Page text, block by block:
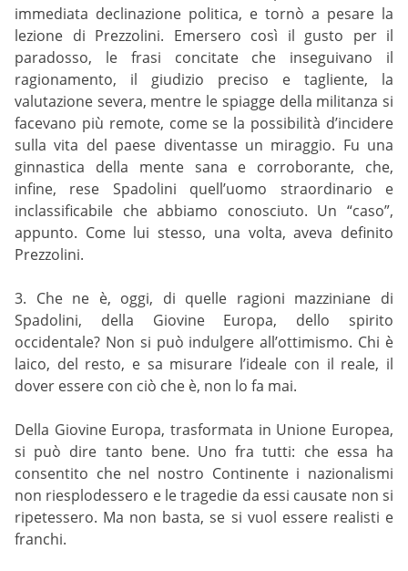
immediata declinazione politica, e tornò a pesare la
lezione di Prezzolini. Emersero così il gusto per il
paradosso, le frasi concitate che inseguivano il
ragionamento, il giudizio preciso e tagliente, la
valutazione severa, mentre le spiagge della militanza si
facevano più remote, come se la possibilità d’incidere
sulla vita del paese diventasse un miraggio. Fu una
ginnastica della mente sana e corroborante, che,
infine, rese Spadolini quell’uomo straordinario e
inclassificabile che abbiamo conosciuto. Un “caso”,
appunto. Come lui stesso, una volta, aveva definito
Prezzolini.
3. Che ne è, oggi, di quelle ragioni mazziniane di
Spadolini, della Giovine Europa, dello spirito
occidentale? Non si può indulgere all’ottimismo. Chi è
laico, del resto, e sa misurare l’ideale con il reale, il
dover essere con ciò che è, non lo fa mai.
Della Giovine Europa, trasformata in Unione Europea,
si può dire tanto bene. Uno fra tutti: che essa ha
consentito che nel nostro Continente i nazionalismi
non riesplodessero e le tragedie da essi causate non si
ripetessero. Ma non basta, se si vuol essere realisti e
franchi.